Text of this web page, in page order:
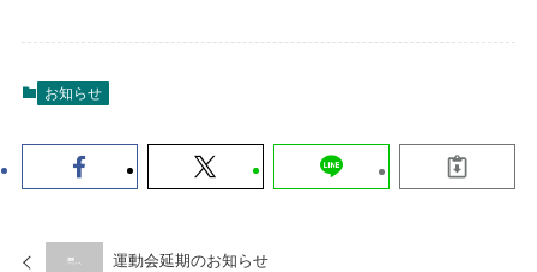
お知らせ
運動会延期のお知らせ